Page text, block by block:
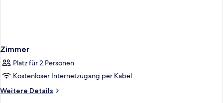
Zimmer
Platz für 2 Personen
Kostenloser Internetzugang per Kabel
Weitere Details
Weitere